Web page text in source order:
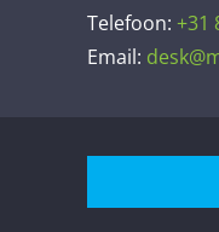
Telefoon: +31
Email: